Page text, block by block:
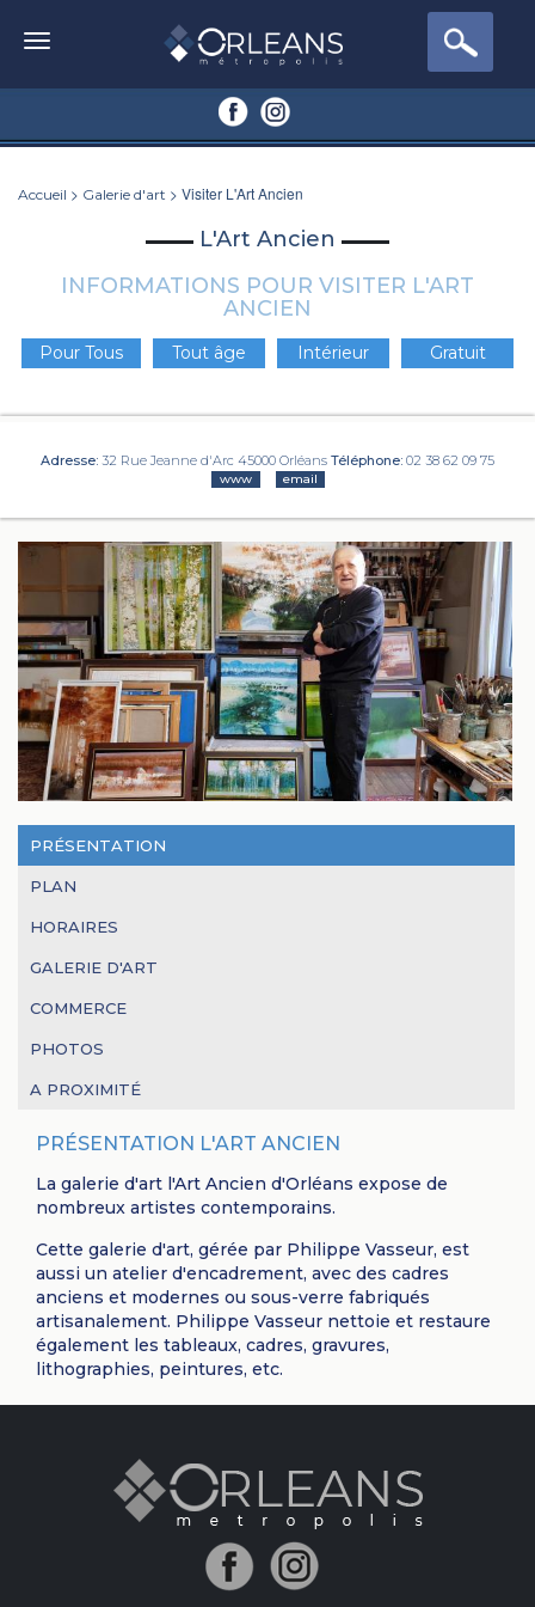
Accueil > Galerie d'art > Visiter L'Art Ancien
L'Art Ancien
INFORMATIONS POUR VISITER L'ART
ANCIEN
Pour Tous Tout âge Intérieur Gratuit
Adresse: 32 Rue Jeanne d'Arc 45000 Orléans Téléphone: 02 38 62 09 75
www email
PRÉSENTATION
PLAN
HORAIRES
GALERIE D'ART
COMMERCE
PHOTOS
A PROXIMITÉ
PRÉSENTATION L'ART ANCIEN
La galerie d'art l'Art Ancien d'Orléans expose de
nombreux artistes contemporains.
Cette galerie d'art, gérée par Philippe Vasseur, est
aussi un atelier d'encadrement, avec des cadres
anciens et modernes ou sous-verre fabriqués
artisanalement. Philippe Vasseur nettoie et restaure
également les tableaux, cadres, gravures,
lithographies, peintures, etc.